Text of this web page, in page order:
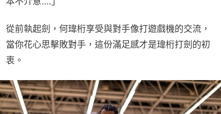
從前執起劍，何瑋桁享受與對手像打遊戲機的交流，
當你花心思擊敗對手，這份滿足感才是瑋桁打劍的初
衷。